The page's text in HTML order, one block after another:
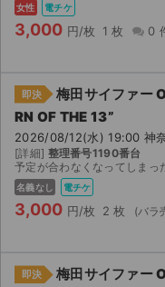
女性 電チケ
3,000 円/枚 1 枚 0
即決
梅田サイファー
RN OF THE 13”
2026/08/12(水) 19:00 神
[詳細] 整理番号1190番台
予定が合わなくなってしまったため出品いたします。 1階スタンディングです。
名義なし 電チケ
3,000 円/枚 2 枚
即決
梅田サイファー